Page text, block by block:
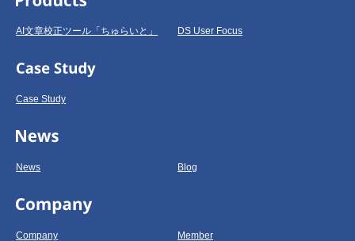
AI文章校正ツール「ちゅらいと」 DS User Focus
Case Study
News Blog
Company Member